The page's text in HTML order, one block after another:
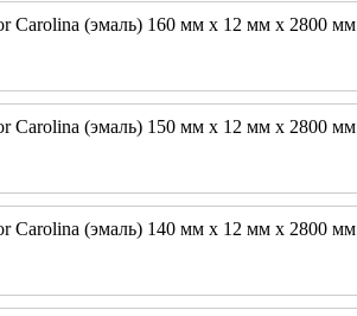
Carolina (эмаль) 160 мм х 12 мм х 2800 мм
Carolina (эмаль) 150 мм х 12 мм х 2800 мм
Carolina (эмаль) 140 мм х 12 мм х 2800 мм